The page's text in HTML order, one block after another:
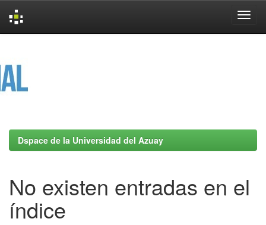
Dspace de la Universidad del Azuay
No existen entradas en el
índice